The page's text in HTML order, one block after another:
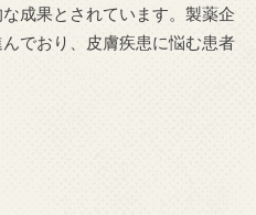
成果とされています。製薬企
でおり、皮膚疾患に悩む患者